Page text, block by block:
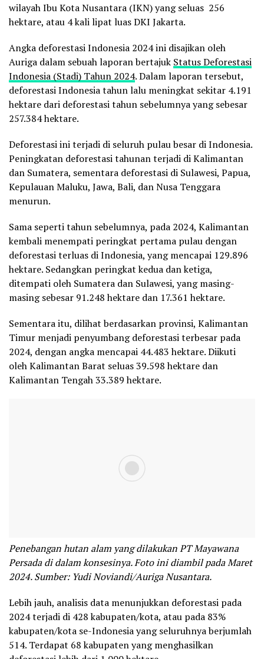
wilayah Ibu Kota Nusantara (IKN) yang seluas 256
hektare, atau 4 kali lipat luas DKI Jakarta.
Angka deforestasi Indonesia 2024 ini disajikan oleh
Auriga dalam sebuah laporan bertajuk Status Deforestasi
Indonesia (Stadi) Tahun 2024. Dalam laporan tersebut,
deforestasi Indonesia tahun lalu meningkat sekitar 4.191
hektare dari deforestasi tahun sebelumnya yang sebesar
257.384 hektare.
Deforestasi ini terjadi di seluruh pulau besar di Indonesia.
Peningkatan deforestasi tahunan terjadi di Kalimantan
dan Sumatera, sementara deforestasi di Sulawesi, Papua,
Kepulauan Maluku, Jawa, Bali, dan Nusa Tenggara
menurun.
Sama seperti tahun sebelumnya, pada 2024, Kalimantan
kembali menempati peringkat pertama pulau dengan
deforestasi terluas di Indonesia, yang mencapai 129.896
hektare. Sedangkan peringkat kedua dan ketiga,
ditempati oleh Sumatera dan Sulawesi, yang masing-
masing sebesar 91.248 hektare dan 17.361 hektare.
Sementara itu, dilihat berdasarkan provinsi, Kalimantan
Timur menjadi penyumbang deforestasi terbesar pada
2024, dengan angka mencapai 44.483 hektare. Diikuti
oleh Kalimantan Barat seluas 39.598 hektare dan
Kalimantan Tengah 33.389 hektare.
Penebangan hutan alam yang dilakukan PT Mayawana
Persada di dalam konsesinya. Foto ini diambil pada Maret
2024. Sumber: Yudi Noviandi/Auriga Nusantara.
Lebih jauh, analisis data menunjukkan deforestasi pada
2024 terjadi di 428 kabupaten/kota, atau pada 83%
kabupaten/kota se-Indonesia yang seluruhnya berjumlah
514. Terdapat 68 kabupaten yang menghasilkan